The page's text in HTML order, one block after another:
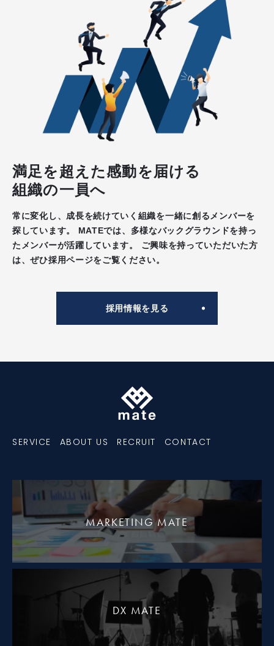
満足を超えた感動を届ける
組織の一員へ
常に変化し、成長を続けていく組織を一緒に創るメンバーを
探しています。
MATEでは、多様なバックグラウンドを持っ
たメンバーが活躍しています。
ご興味を持っていただいた方
は、ぜひ採用ページをご覧ください。
採用情報を見る
SERVICE ABOUT US RECRUIT CONTACT
MARKETING MATE
DX MATE